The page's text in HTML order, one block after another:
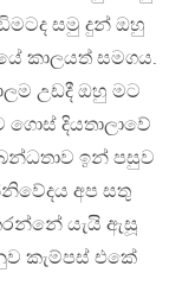
සමු දුන් ඔහු
කාලයත් සමගය.
උඩදී ඔහු මට
දියතාලාවේ
ඉන් පසුව
අප සතු
යැයි ඇසූ
කැම්පස් එකේ